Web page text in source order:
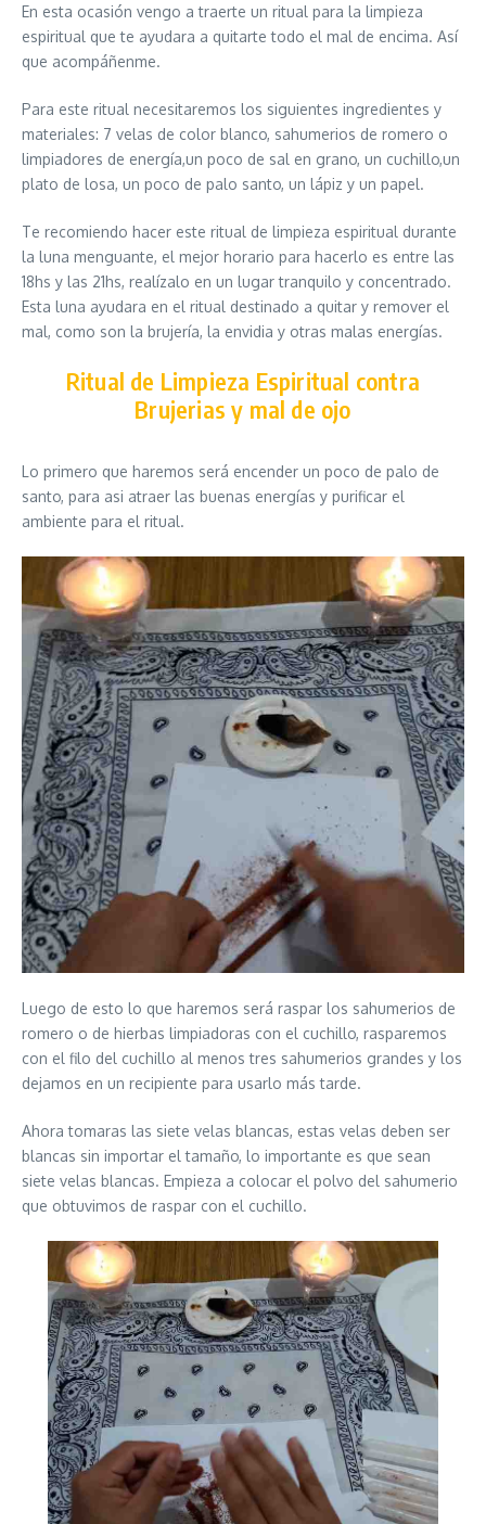
En esta ocasión vengo a traerte un ritual para la limpieza
espiritual que te ayudara a quitarte todo el mal de encima. Así
que acompáñenme.
Para este ritual necesitaremos los siguientes ingredientes y
materiales: 7 velas de color blanco, sahumerios de romero o
limpiadores de energía,un poco de sal en grano, un cuchillo,un
plato de losa, un poco de palo santo, un lápiz y un papel.
Te recomiendo hacer este ritual de limpieza espiritual durante
la luna menguante, el mejor horario para hacerlo es entre las
18hs y las 21hs, realízalo en un lugar tranquilo y concentrado.
Esta luna ayudara en el ritual destinado a quitar y remover el
mal, como son la brujería, la envidia y otras malas energías.
Ritual de Limpieza Espiritual contra
Brujerias y mal de ojo
Lo primero que haremos será encender un poco de palo de
santo, para asi atraer las buenas energías y purificar el
ambiente para el ritual.
Luego de esto lo que haremos será raspar los sahumerios de
romero o de hierbas limpiadoras con el cuchillo, rasparemos
con el filo del cuchillo al menos tres sahumerios grandes y los
dejamos en un recipiente para usarlo más tarde.
Ahora tomaras las siete velas blancas, estas velas deben ser
blancas sin importar el tamaño, lo importante es que sean
siete velas blancas. Empieza a colocar el polvo del sahumerio
que obtuvimos de raspar con el cuchillo.